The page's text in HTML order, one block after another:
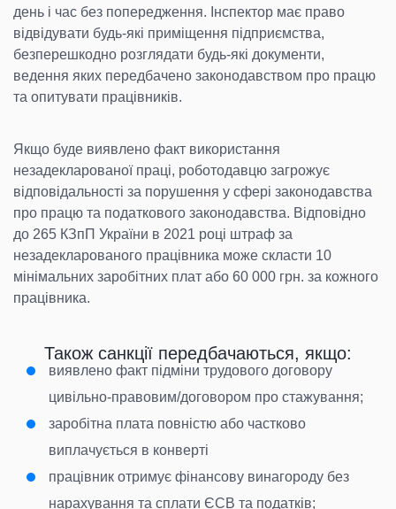
день і час без попередження. Інспектор має право
відвідувати будь-які приміщення підприємства,
безперешкодно розглядати будь-які документи,
ведення яких передбачено законодавством про працю
та опитувати працівників.
Якщо буде виявлено факт використання
незадекларованої праці, роботодавцю загрожує
відповідальності за порушення у сфері законодавства
про працю та податкового законодавства. Відповідно
до 265 КЗпП України в 2021 році штраф за
незадекларованого працівника може скласти 10
мінімальних заробітних плат або 60 000 грн. за кожного
працівника.
Також санкції передбачаються, якщо:
виявлено факт підміни трудового договору
цивільно-правовим/договором про стажування;
заробітна плата повністю або частково
виплачується в конверті
працівник отримує фінансову винагороду без
нарахування та сплати ЄСВ та податків;